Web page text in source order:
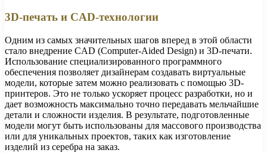
3D-печать и CAD-технологии
Одним из самых значительных шагов вперед в этой области
стало внедрение CAD (Computer-Aided Design) и 3D-печати.
Использование специализированного программного
обеспечения позволяет дизайнерам создавать виртуальные
модели, которые затем можно реализовать с помощью 3D-
принтеров. Это не только ускоряет процесс разработки, но и
дает возможность максимально точно передавать мельчайшие
детали и сложности изделия. В результате, подготовленные
модели могут быть использованы для массового производства
или для уникальных проектов, таких как изготовление
изделий из серебра на заказ.